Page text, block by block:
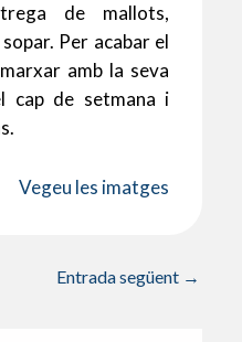
de mallots,
Per acabar el
amb la seva
cap de setmana i
Vegeu les imatges
Entrada següent →